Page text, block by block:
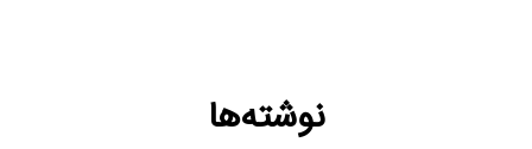
نوشته‌ها